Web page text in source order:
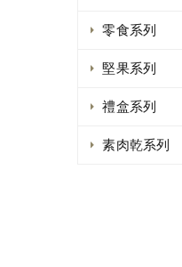
零食系列
堅果系列
禮盒系列
素肉乾系列